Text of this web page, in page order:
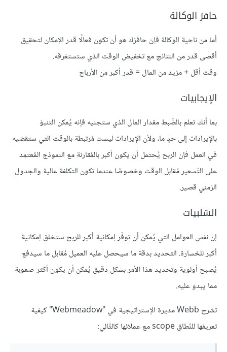
حافز الوكالة
أما من ناحية الوكالة فإن حافزك هو أن تكون فعالًا قدر الإمكان لتحقيق
أقصى قدر من النتائج مع تخفيض الوقت الذي ستستغرقه.
وقت أقل + مزيد من المال = قدر أكبر من الأرباح
الإيجابيات
بما أنك تعلم بالضّبط مقدار المال الذي ستجنيه فإنه يُمكن التنبؤ
بالإيرادات إلى حدٍ ما، ولأن الإيرادات ليست مُرتبطة بالوقت التي ستقضيه
في العمل فإن الربح يُحتمل أن يكون أكبر بالمُقارنة مع النموذج المُعتمِد
على التّسعير مُقابل الوقت وخصوصًا عندما تكون التكلفة عالية والجدول
الزمني قصير.
السّلبيات
إن نفس العوامل التي يُمكن أن توفّر إمكانية أكبر للربح ستخلق إمكانية
أكبر للخسارة. التحديد بدقة ما سيحصل عليه العميل مُقابل ما سيدفع
يُصبح أولوية وتحديد هذا الأمر بشكل دقيق يُمكن أن يكون أكثر صعوبة
مما يبدو عليه.
تشرح Webb مديرة الإستراتيجية في "Webmeadow" كيفية
تعريفها للنّطاق scope مع عملائها كالتّالي: